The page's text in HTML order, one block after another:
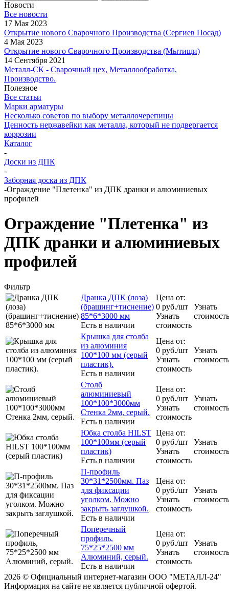
Новости
Все новости
17 Мая 2023
Открытие нового Сварочного Производства (Сергиев Посад)
4 Мая 2023
Открытие нового Сварочного Производства (Мытищи)
14 Сентября 2021
Металл-СК - Сварочный цех, Металлообработка,
Производство.
Полезное
Все статьи
Марки арматуры
Несколько советов по выбору металлочерепицы
Ценность нержавейки как металла, который не подвергается
коррозии
Каталог
-
Доски из ДПК
-
Заборная доска из ДПК
-Ограждение "Плетенка" из ДПК дранки и алюминиевых
профилей
Ограждение "Плетенка" из
ДПК дранки и алюминиевых
профилей
Фильтр
Дранка ДПК (лоза)
(брашинг+тиснение)
85*6*3000 мм
Есть в наличии
Цена от:
0 руб./шт
Узнать
стоимость
Узнать
стоимость
Крышка для столба
из алюминия
100*100 мм (серый
пластик).
Есть в наличии
Цена от:
0 руб./шт
Узнать
стоимость
Узнать
стоимость
Столб
алюминиевый
100*100*3000мм
Стенка 2мм, серый.
Есть в наличии
Цена от:
0 руб./шт
Узнать
стоимость
Узнать
стоимость
Юбка столба HILST
100*100мм (серый
пластик)
Есть в наличии
Цена от:
0 руб./шт
Узнать
стоимость
Узнать
стоимость
П-профиль
30*31*2500мм. Паз
для фиксации
уголком. Можно
закрыть заглушкой.
Есть в наличии
Цена от:
0 руб./шт
Узнать
стоимость
Узнать
стоимость
Поперечный
профиль,
75*25*2500 мм
Алюминий, серый.
Есть в наличии
Цена от:
0 руб./шт
Узнать
стоимость
Узнать
стоимость
2026 © Официальный интернет-магазин ООО "МЕТАЛЛ-24"
Информация на сайте не является публичной офертой.